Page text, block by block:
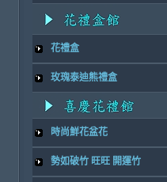
花禮盒
玫瑰泰迪熊禮盒
時尚鮮花盆花
勢如破竹 旺旺 開運竹